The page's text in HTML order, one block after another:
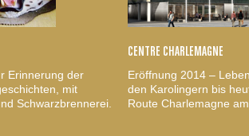
Erinnerung der
mit
Schwarzbrennerei.
CENTRE CHARLEMAGNE
Eröffnung 2014 –
den Karolingern bis
Route Charlemagne